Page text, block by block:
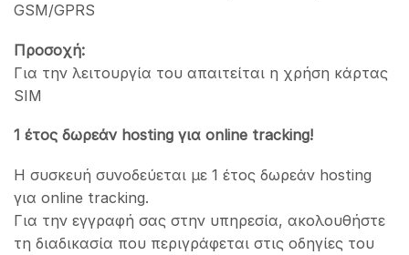
GSM/GPRS
Προσοχή:
Για την λειτουργία του απαιτείται η χρήση κάρτας
SIM
1 έτος δωρεάν hosting για online tracking!
Η συσκευή συνοδεύεται με 1 έτος δωρεάν hosting
για online tracking.
Για την εγγραφή σας στην υπηρεσία, ακολουθήστε
τη διαδικασία που περιγράφεται στις οδηγίες του